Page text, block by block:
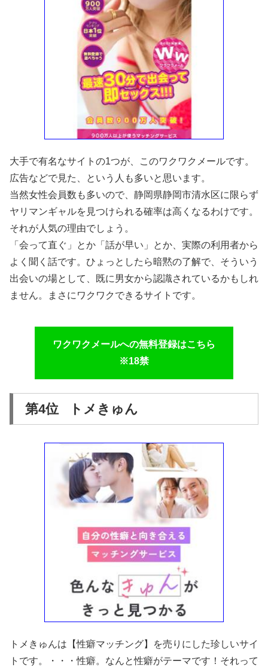
大手で有名なサイトの1つが、このワクワクメールです。
広告などで見た、という人も多いと思います。
当然女性会員数も多いので、静岡県静岡市清水区に限らず
ヤリマンギャルを見つけられる確率は高くなるわけです。
それが人気の理由でしょう。
「会って直ぐ」とか「話が早い」とか、実際の利用者から
よく聞く話です。ひょっとしたら暗黙の了解で、そういう
出会いの場として、既に男女から認識されているかもしれ
ません。まさにワクワクできるサイトです。
ワクワクメールへの無料登録はこちら
※18禁
第4位 トメきゅん
トメきゅんは【性癖マッチング】を売りにした珍しいサイ
トです。・・・性癖。なんと性癖がテーマです！それって